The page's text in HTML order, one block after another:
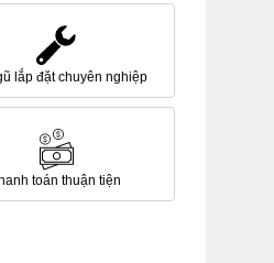
lắp đặt chuyên nghiệp
toán thuận tiện